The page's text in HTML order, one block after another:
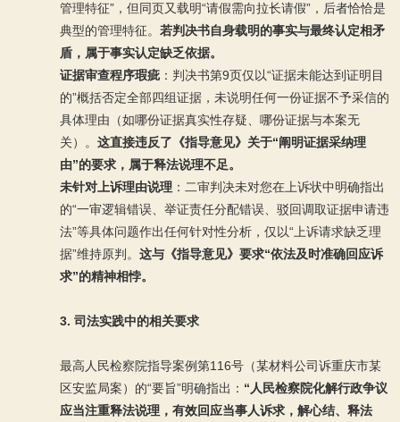
管理特征”，但同页又载明“请假需向拉长请假”，后者恰恰是
典型的管理特征。 若判决书自身载明的事实与最终认定相矛
盾，属于事实认定缺乏依据。
证据审查程序瑕疵 ：判决书第9页仅以“证据未能达到证明目
的”概括否定全部四组证据，未说明任何一份证据不予采信的
具体理由（如哪份证据真实性存疑、哪份证据与本案无
关）。 这直接违反了《指导意见》关于“阐明证据采纳理
由”的要求，属于释法说理不足。
未针对上诉理由说理 ：二审判决未对您在上诉状中明确指出
的“一审逻辑错误、举证责任分配错误、驳回调取证据申请违
法”等具体问题作出任何针对性分析，仅以“上诉请求缺乏理
据”维持原判。 这与《指导意见》要求“依法及时准确回应诉
求”的精神相悖。
3. 司法实践中的相关要求
最高人民检察院指导案例第116号（某材料公司诉重庆市某
区安监局案）的“要旨”明确指出： “人民检察院化解行政争议
应当注重释法说理，有效回应当事人诉求，解心结、释法